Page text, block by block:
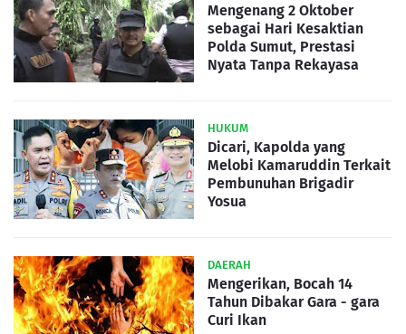
Mengenang 2 Oktober
sebagai Hari Kesaktian
Polda Sumut, Prestasi
Nyata Tanpa Rekayasa
HUKUM
Dicari, Kapolda yang
Melobi Kamaruddin Terkait
Pembunuhan Brigadir
Yosua
DAERAH
Mengerikan, Bocah 14
Tahun Dibakar Gara - gara
Curi Ikan